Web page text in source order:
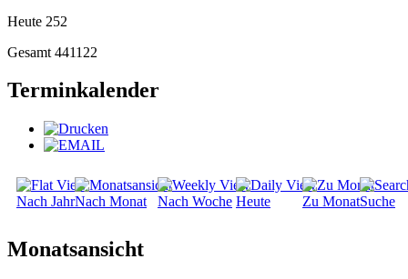
Heute 252
Gesamt 441122
Terminkalender
Nach JahrNach Monat Nach Woche Heute Zu MonatSuche
Monatsansicht